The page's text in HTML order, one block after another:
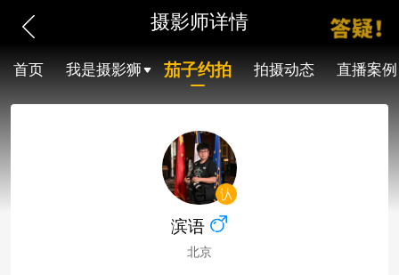
摄影师详情
首页 我是摄影狮 茄子约拍 拍摄动态 直播案例
滨语
北京